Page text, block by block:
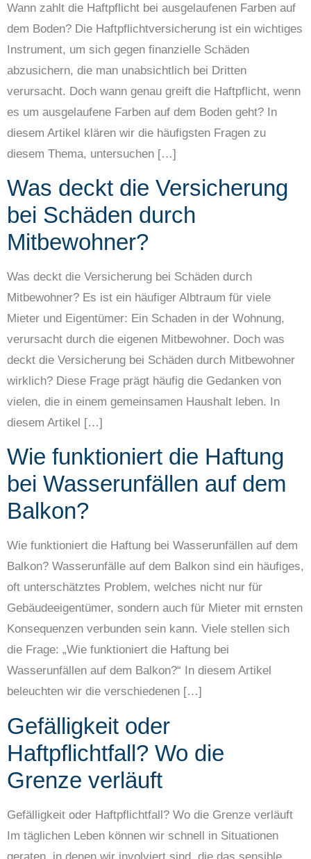
Wann zahlt die Haftpflicht bei ausgelaufenen Farben auf
dem Boden? Die Haftpflichtversicherung ist ein wichtiges
Instrument, um sich gegen finanzielle Schäden
abzusichern, die man unabsichtlich bei Dritten
verursacht. Doch wann genau greift die Haftpflicht, wenn
es um ausgelaufene Farben auf dem Boden geht? In
diesem Artikel klären wir die häufigsten Fragen zu
diesem Thema, untersuchen […]
Was deckt die Versicherung
bei Schäden durch
Mitbewohner?
Was deckt die Versicherung bei Schäden durch
Mitbewohner? Es ist ein häufiger Albtraum für viele
Mieter und Eigentümer: Ein Schaden in der Wohnung,
verursacht durch die eigenen Mitbewohner. Doch was
deckt die Versicherung bei Schäden durch Mitbewohner
wirklich? Diese Frage prägt häufig die Gedanken von
vielen, die in einem gemeinsamen Haushalt leben. In
diesem Artikel […]
Wie funktioniert die Haftung
bei Wasserunfällen auf dem
Balkon?
Wie funktioniert die Haftung bei Wasserunfällen auf dem
Balkon? Wasserunfälle auf dem Balkon sind ein häufiges,
oft unterschätztes Problem, welches nicht nur für
Gebäudeeigentümer, sondern auch für Mieter mit ernsten
Konsequenzen verbunden sein kann. Viele stellen sich
die Frage: „Wie funktioniert die Haftung bei
Wasserunfällen auf dem Balkon?“ In diesem Artikel
beleuchten wir die verschiedenen […]
Gefälligkeit oder
Haftpflichtfall? Wo die
Grenze verläuft
Gefälligkeit oder Haftpflichtfall? Wo die Grenze verläuft
Im täglichen Leben können wir schnell in Situationen